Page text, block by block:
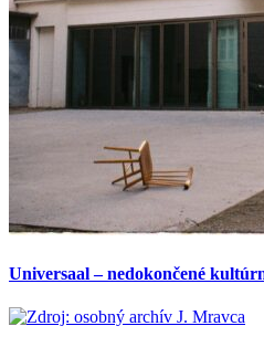
Universaal – nedokončené